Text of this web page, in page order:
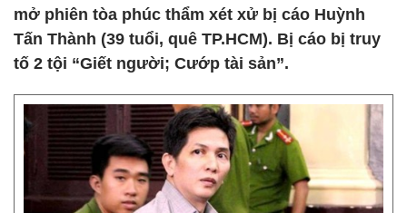
mở phiên tòa phúc thẩm xét xử bị cáo Huỳnh
Tấn Thành (39 tuổi, quê TP.HCM). Bị cáo bị truy
tố 2 tội “Giết người; Cướp tài sản”.